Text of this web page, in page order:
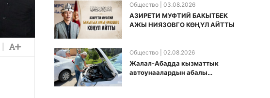
Общество| 03.08.2026
АЗИРЕТИ МУФТИЙ БАКЫТБЕК
АЖЫ НИЯЗОВГО КӨҢҮЛ АЙТТЫ
Общество| 02.08.2026
Жалал-Абадда кызматтык
автоунаалардын абалы